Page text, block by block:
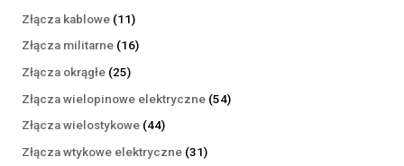
Złącza kablowe 1111
produktów
Złącza militarne 1616
Złącza okrągłe 2525
produktów
Złącza wielopinowe elektryczne 5454
Złącza wielostykowe 4444
produkty
Złącza wtykowe elektryczne 3131